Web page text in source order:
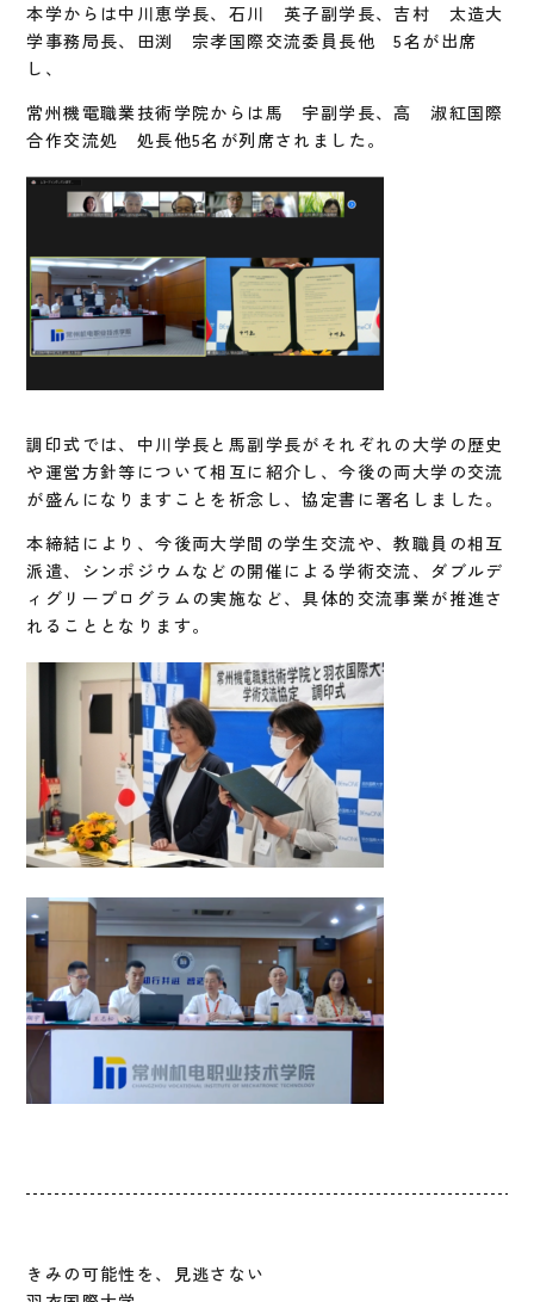
本学からは中川恵学長、石川 英子副学長、吉村 太造大
学事務局長、田渕 宗孝国際交流委員長他 5名が出席
し、
常州機電職業技術学院からは馬 宇副学長、高 淑紅国際
合作交流処 処長他5名が列席されました。
調印式では、中川学長と馬副学長がそれぞれの大学の歴史
や運営方針等について相互に紹介し、今後の両大学の交流
が盛んになりますことを祈念し、協定書に署名しました。
本締結により、今後両大学間の学生交流や、教職員の相互
派遣、シンポジウムなどの開催による学術交流、ダブルデ
ィグリープログラムの実施など、具体的交流事業が推進さ
れることとなります。
きみの可能性を、見逃さない